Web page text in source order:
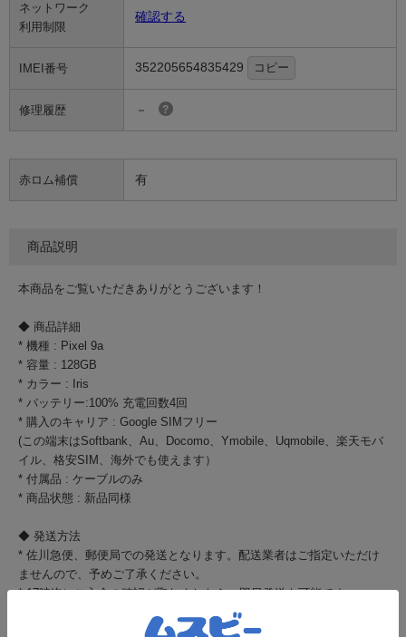
ネットワーク
利用制限
確認する
IMEI番号 352205654835429 コピー
修理履歴 － ?
赤ロム補償 有
商品説明
本商品をご覧いただきありがとうございます！
◆ 商品詳細
* 機種 : Pixel 9a
* 容量 : 128GB
* カラー : Iris
* バッテリー:100% 充電回数4回
* 購入のキャリア : Google SIMフリー
(この端末はSoftbank、Au、Docomo、Ymobile、Uqmobile、楽天モバ
イル、格安SIM、海外でも使えます）
* 付属品 : ケーブルのみ
* 商品状態 : 新品同様
◆ 発送方法
* 佐川急便、郵便局での発送となります。配送業者はご指定いただけ
ませんので、予めご了承ください。
* 17時迄にご入金の確認が取れましたら、即日発送も可能です。